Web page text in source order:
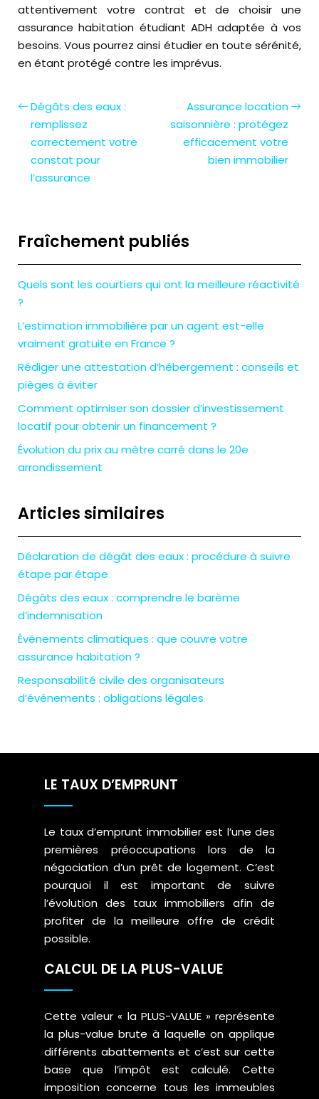
attentivement votre contrat et de choisir une
assurance habitation étudiant ADH adaptée à vos
besoins. Vous pourrez ainsi étudier en toute sérénité,
en étant protégé contre les imprévus.
Dégâts des eaux :
remplissez
correctement votre
constat pour
l’assurance
Assurance location
saisonnière : protégez
efficacement votre
bien immobilier
Fraîchement publiés
Quels sont les courtiers qui ont la meilleure réactivité
?
L’estimation immobilière par un agent est-elle
vraiment gratuite en France ?
Rédiger une attestation d’hébergement : conseils et
pièges à éviter
Comment optimiser son dossier d’investissement
locatif pour obtenir un financement ?
Évolution du prix au mètre carré dans le 20e
arrondissement
Articles similaires
Déclaration de dégât des eaux : procédure à suivre
étape par étape
Dégâts des eaux : comprendre le barème
d’indemnisation
Événements climatiques : que couvre votre
assurance habitation ?
Responsabilité civile des organisateurs
d’événements : obligations légales
LE TAUX D’EMPRUNT
Le taux d’emprunt immobilier est l’une des
premières préoccupations lors de la
négociation d’un prêt de logement. C’est
pourquoi il est important de suivre
l’évolution des taux immobiliers afin de
profiter de la meilleure offre de crédit
possible.
CALCUL DE LA PLUS-VALUE
Cette valeur « la PLUS-VALUE » représente
la plus-value brute à laquelle on applique
différents abattements et c’est sur cette
base que l’impôt est calculé. Cette
imposition concerne tous les immeubles